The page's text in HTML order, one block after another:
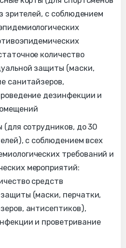
зрителей, с соблюдением
количество
защиты (маски,
санитайзеров,
дезинфекции и
(для сотрудников, до 30
с соблюдением всех
требований и
мероприятий:
средств
(маски, перчатки,
антисептиков),
и проветривание